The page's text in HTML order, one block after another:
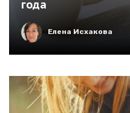
года
Елена Исхакова